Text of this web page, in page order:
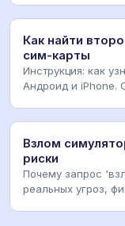
Как найти
сим-карты
Инструкция: как
Андроид и iPhone.
Взлом
риски
Почему запрос
реальных угроз,